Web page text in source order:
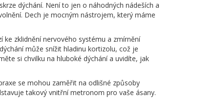
dýchání. Není to jen o náhodných nádeších a
Dech je mocným nástrojem, který máme
zklidnění nervového systému a zmírnění
může snížit hladinu kortizolu, což je
si chvilku na hluboké dýchání a uvidíte, jak
se mohou zaměřit na odlišné způsoby
takový vnitřní metronom pro vaše ásany.